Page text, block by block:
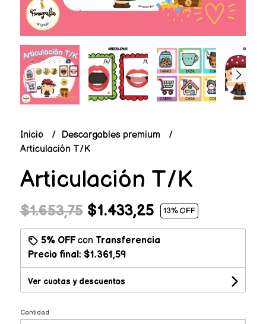
Inicio
Descargables premium
Articulación T/K
Articulación T/K
$1.653,75$1.433,25 13% OFF
5% OFFcon Transferencia
Precio final: $1.361,59
Ver cuotas y descuentos
Cantidad